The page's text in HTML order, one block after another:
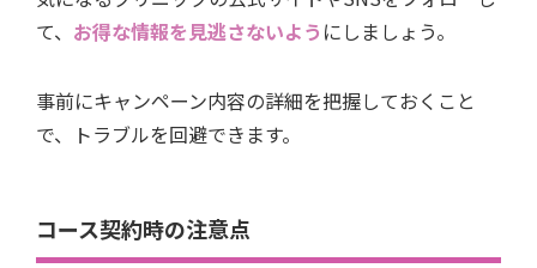
て、 お得な情報を見逃さないよう にしましょう。
事前にキャンペーン内容の詳細を把握しておくこと
で、トラブルを回避できます。
コース契約時の注意点